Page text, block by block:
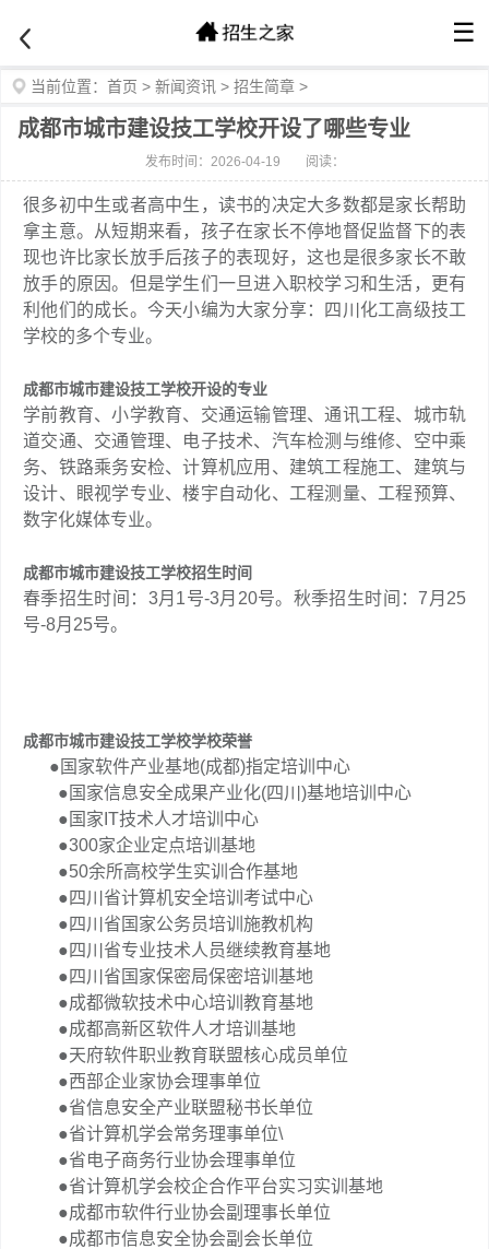
☰
当前位置： 首页 > 新闻资讯 > 招生简章 >
成都市城市建设技工学校开设了哪些专业
发布时间：2026-04-19 阅读：
很多初中生或者高中生，读书的决定大多数都是家长帮助
拿主意。从短期来看，孩子在家长不停地督促监督下的表
现也许比家长放手后孩子的表现好，这也是很多家长不敢
放手的原因。但是学生们一旦进入职校学习和生活，更有
利他们的成长。今天小编为大家分享：四川化工高级技工
学校的多个专业。
成都市城市建设技工学校开设的专业
学前教育、小学教育、交通运输管理、通讯工程、城市轨
道交通、交通管理、电子技术、汽车检测与维修、空中乘
务、铁路乘务安检、计算机应用、建筑工程施工、建筑与
设计、眼视学专业、楼宇自动化、工程测量、工程预算、
数字化媒体专业。
成都市城市建设技工学校招生时间
春季招生时间：3月1号-3月20号。秋季招生时间：7月25
号-8月25号。
成都市城市建设技工学校学校荣誉
●国家软件产业基地(成都)指定培训中心
●国家信息安全成果产业化(四川)基地培训中心
●国家IT技术人才培训中心
●300家企业定点培训基地
●50余所高校学生实训合作基地
●四川省计算机安全培训考试中心
●四川省国家公务员培训施教机构
●四川省专业技术人员继续教育基地
●四川省国家保密局保密培训基地
●成都微软技术中心培训教育基地
●成都高新区软件人才培训基地
●天府软件职业教育联盟核心成员单位
●西部企业家协会理事单位
●省信息安全产业联盟秘书长单位
●省计算机学会常务理事单位\
●省电子商务行业协会理事单位
●省计算机学会校企合作平台实习实训基地
●成都市软件行业协会副理事长单位
●成都市信息安全协会副会长单位